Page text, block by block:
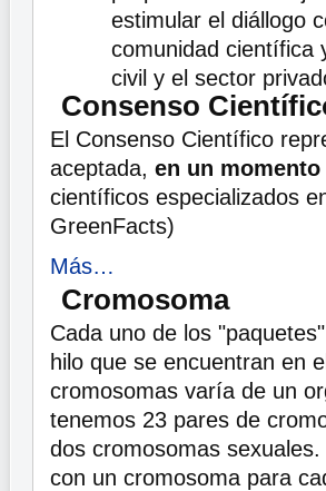
estimular el diállogo
comunidad científica
civil y el sector
Consenso
El Consenso Científico
aceptada, en un momento
científicos especializados
GreenFacts)
Más…
Cromosoma
Cada uno de los
hilo que se encuentran en
cromosomas varía de un
tenemos 23 pares de
dos cromosomas
con un cromosoma para